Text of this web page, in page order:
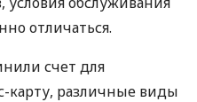
отличаться.
счет для
карту, различные виды